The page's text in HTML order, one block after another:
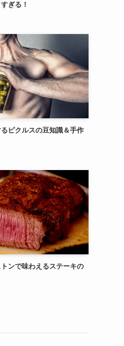
ぎる！
ピクルスの豆知識＆手作
ンで味わえるステーキの